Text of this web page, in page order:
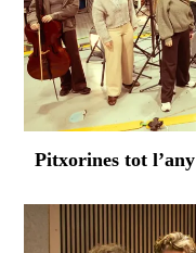
Pitxorines tot l’any